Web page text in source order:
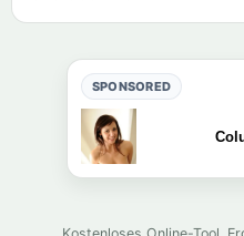
SPONSORED